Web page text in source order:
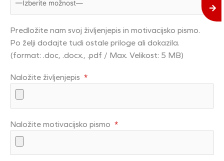
Predložite nam svoj življenjepis in motivacijsko pismo.
Po želji dodajte tudi ostale priloge ali dokazila.
(format: .doc, .docx., .pdf / Max. Velikost: 5 MB)
Naložite življenjepis *
Naložite motivacijsko pismo *